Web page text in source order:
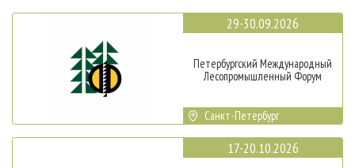
29-30.09.2026
Петербургский Международный
Лесопромышленный Форум
Санкт-Петербург
17-20.10.2026